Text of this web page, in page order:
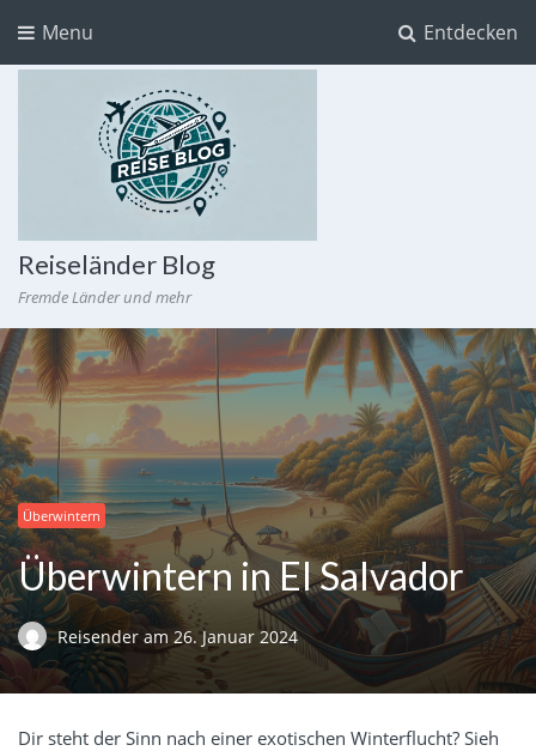
Entdecken
Menu
Reiseländer Blog
Fremde Länder und mehr
Überwintern
Überwintern in El Salvador
Reisender am 26. Januar 2024
Dir steht der Sinn nach einer exotischen Winterflucht? Sieh